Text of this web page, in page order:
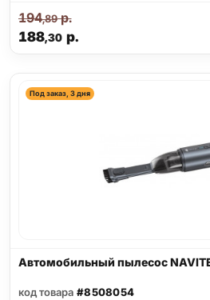
188,30р.
194,89р.
Под заказ, 3 дня
Автомобильный пылесос
код товара #8508054